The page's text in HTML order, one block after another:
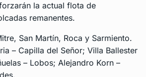
la actual flota de
remanentes.
San Martín, Roca y Sarmiento.
– Capilla del Señor; Villa Ballester
– Lobos; Alejandro Korn –